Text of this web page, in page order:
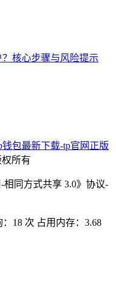
核心步骤与风险提示
包最新下载-tp官网正版
权所有
同方式共享 3.0》协议-
18 次 占用内存：3.68